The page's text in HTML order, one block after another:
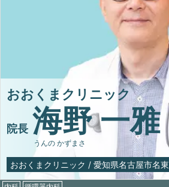
おおくまクリニック
院長 海野 一雅
うんの かずまさ
おおくまクリニック / 愛知県名古屋市名